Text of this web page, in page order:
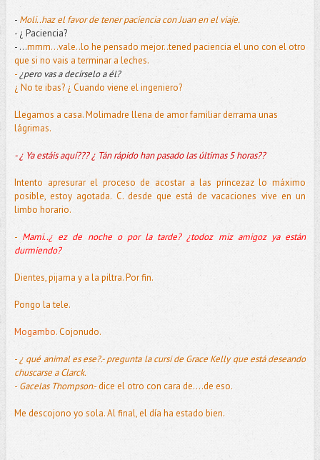
- Moli..haz el favor de tener paciencia con Juan en el viaje.
- ¿ Paciencia?
- …mmm…vale..lo he pensado mejor..tened paciencia el uno con el otro
que si no vais a terminar a leches.
-¿pero vas a decírselo a él?
¿ No te ibas? ¿ Cuando viene el ingeniero?
Llegamos a casa. Molimadre llena de amor familiar derrama unas
lágrimas.
- ¿ Ya estáis aquí???¿ Tán rápido han pasado las últimas 5 horas??
Intento apresurar el proceso de acostar a las princezaz lo máximo
posible, estoy agotada. C. desde que está de vacaciones vive en un
limbo horario.
- Mami..¿ ez de noche o por la tarde? ¿todoz miz amigoz ya están
durmiendo?
Dientes, pijama y a la piltra. Por fin.
Pongo la tele.
Mogambo. Cojonudo.
-¿ qué animal es ese?.- pregunta la cursi de Grace Kelly que está deseando
chuscarse a Clarck.
- Gacelas Thompson.- dice el otro con cara de....de eso.
Me descojono yo sola. Al final, el día ha estado bien.